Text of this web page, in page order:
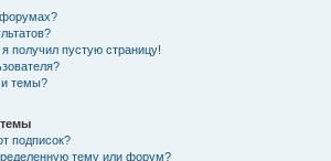
форумах?
получил пустую страницу!
и темы?
подписок?
тему или форум?